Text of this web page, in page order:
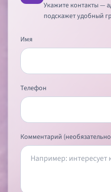
Укажите контакты —
подскажет удобный
Имя
Телефон
Комментарий